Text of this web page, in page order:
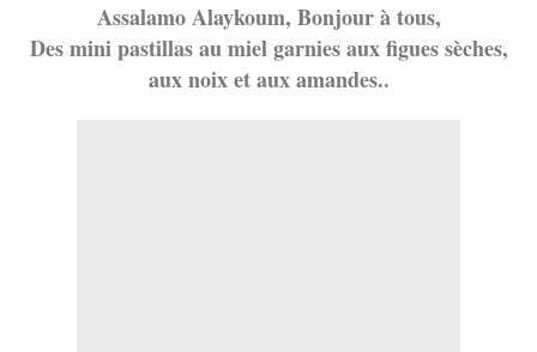
Assalamo Alaykoum, Bonjour à tous,
Des mini pastillas au miel garnies aux figues sèches,
aux noix et aux amandes..